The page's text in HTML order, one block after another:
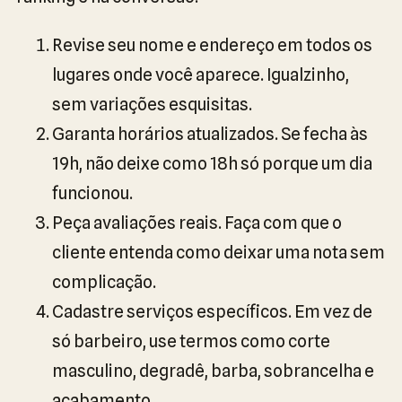
Revise seu nome e endereço em todos os
lugares onde você aparece. Igualzinho,
sem variações esquisitas.
Garanta horários atualizados. Se fecha às
19h, não deixe como 18h só porque um dia
funcionou.
Peça avaliações reais. Faça com que o
cliente entenda como deixar uma nota sem
complicação.
Cadastre serviços específicos. Em vez de
só barbeiro, use termos como corte
masculino, degradê, barba, sobrancelha e